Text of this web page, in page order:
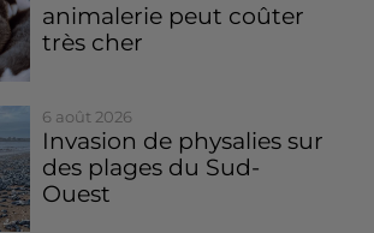
animalerie peut coûter
très cher
6 août 2026
Invasion de physalies sur
des plages du Sud-
Ouest